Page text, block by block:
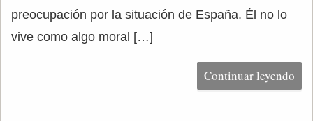
preocupación por la situación de España. Él no lo
vive como algo moral […]
Continuar leyendo